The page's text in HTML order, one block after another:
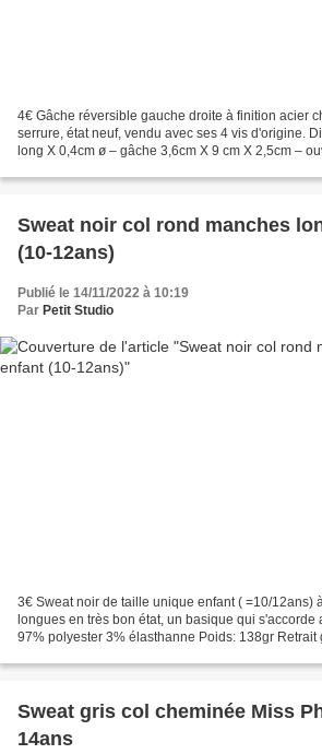
4€ Gâche réversible gauche droite à finition acier
serrure, état neuf, vendu avec ses 4 vis d'origine.
long X 0,4cm ø – gâche 3,6cm X 9 cm X 2,5cm –
Sweat noir col rond manches
(10-12ans)
Publié le 14/11/2022 à 10:19
Par Petit Studio
3€ Sweat noir de taille unique enfant ( =10/12ans)
longues en très bon état, un basique qui s'accorde
97% polyester 3% élasthanne Poids: 138gr Retrait
Sweat gris col cheminée Miss
14ans